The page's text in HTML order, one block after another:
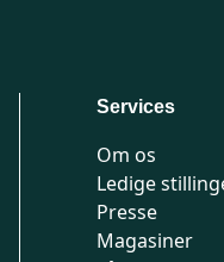
Services
Om os
Ledige
Presse
Magasiner